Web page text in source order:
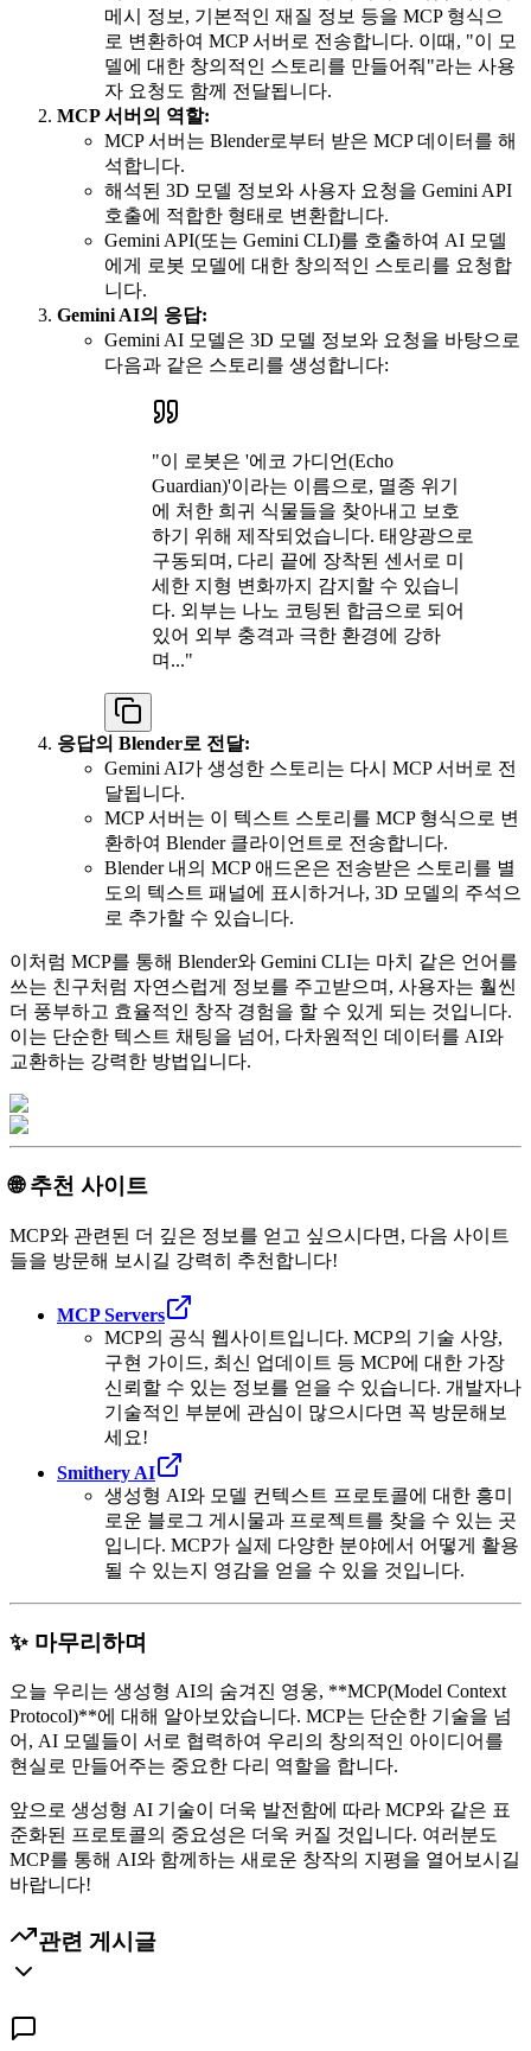
메시 정보, 기본적인 재질 정보 등을 MCP 형식으
로 변환하여 MCP 서버로 전송합니다. 이때, "이 모
델에 대한 창의적인 스토리를 만들어줘"라는 사용
자 요청도 함께 전달됩니다.
MCP 서버의 역할:
MCP 서버는 Blender로부터 받은 MCP 데이터를 해
석합니다.
해석된 3D 모델 정보와 사용자 요청을 Gemini API
호출에 적합한 형태로 변환합니다.
Gemini API(또는 Gemini CLI)를 호출하여 AI 모델
에게 로봇 모델에 대한 창의적인 스토리를 요청합
니다.
Gemini AI의 응답:
Gemini AI 모델은 3D 모델 정보와 요청을 바탕으로
다음과 같은 스토리를 생성합니다:
"이 로봇은 '에코 가디언(Echo
Guardian)'이라는 이름으로, 멸종 위기
에 처한 희귀 식물들을 찾아내고 보호
하기 위해 제작되었습니다. 태양광으로
구동되며, 다리 끝에 장착된 센서로 미
세한 지형 변화까지 감지할 수 있습니
다. 외부는 나노 코팅된 합금으로 되어
있어 외부 충격과 극한 환경에 강하
며..."
응답의 Blender로 전달:
Gemini AI가 생성한 스토리는 다시 MCP 서버로 전
달됩니다.
MCP 서버는 이 텍스트 스토리를 MCP 형식으로 변
환하여 Blender 클라이언트로 전송합니다.
Blender 내의 MCP 애드온은 전송받은 스토리를 별
도의 텍스트 패널에 표시하거나, 3D 모델의 주석으
로 추가할 수 있습니다.
이처럼 MCP를 통해 Blender와 Gemini CLI는 마치 같은 언어를
쓰는 친구처럼 자연스럽게 정보를 주고받으며, 사용자는 훨씬
더 풍부하고 효율적인 창작 경험을 할 수 있게 되는 것입니다.
이는 단순한 텍스트 채팅을 넘어, 다차원적인 데이터를 AI와
교환하는 강력한 방법입니다.
🌐 추천 사이트
MCP와 관련된 더 깊은 정보를 얻고 싶으시다면, 다음 사이트
들을 방문해 보시길 강력히 추천합니다!
MCP Servers
MCP의 공식 웹사이트입니다. MCP의 기술 사양,
구현 가이드, 최신 업데이트 등 MCP에 대한 가장
신뢰할 수 있는 정보를 얻을 수 있습니다. 개발자나
기술적인 부분에 관심이 많으시다면 꼭 방문해보
세요!
Smithery AI
생성형 AI와 모델 컨텍스트 프로토콜에 대한 흥미
로운 블로그 게시물과 프로젝트를 찾을 수 있는 곳
입니다. MCP가 실제 다양한 분야에서 어떻게 활용
될 수 있는지 영감을 얻을 수 있을 것입니다.
✨ 마무리하며
오늘 우리는 생성형 AI의 숨겨진 영웅, **MCP(Model Context
Protocol)**에 대해 알아보았습니다. MCP는 단순한 기술을 넘
어, AI 모델들이 서로 협력하여 우리의 창의적인 아이디어를
현실로 만들어주는 중요한 다리 역할을 합니다.
앞으로 생성형 AI 기술이 더욱 발전함에 따라 MCP와 같은 표
준화된 프로토콜의 중요성은 더욱 커질 것입니다. 여러분도
MCP를 통해 AI와 함께하는 새로운 창작의 지평을 열어보시길
바랍니다!
관련 게시글